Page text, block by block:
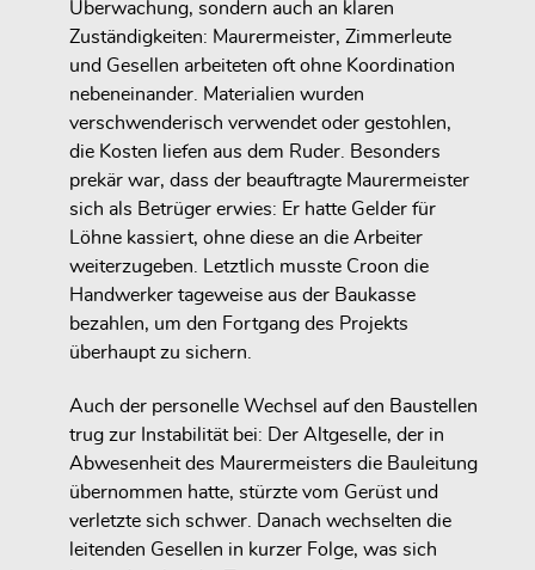
Überwachung, sondern auch an klaren
Zuständigkeiten: Maurermeister, Zimmerleute
und Gesellen arbeiteten oft ohne Koordination
nebeneinander. Materialien wurden
verschwenderisch verwendet oder gestohlen,
die Kosten liefen aus dem Ruder. Besonders
prekär war, dass der beauftragte Maurermeister
sich als Betrüger erwies: Er hatte Gelder für
Löhne kassiert, ohne diese an die Arbeiter
weiterzugeben. Letztlich musste Croon die
Handwerker tageweise aus der Baukasse
bezahlen, um den Fortgang des Projekts
überhaupt zu sichern.
Auch der personelle Wechsel auf den Baustellen
trug zur Instabilität bei: Der Altgeselle, der in
Abwesenheit des Maurermeisters die Bauleitung
übernommen hatte, stürzte vom Gerüst und
verletzte sich schwer. Danach wechselten die
leitenden Gesellen in kurzer Folge, was sich